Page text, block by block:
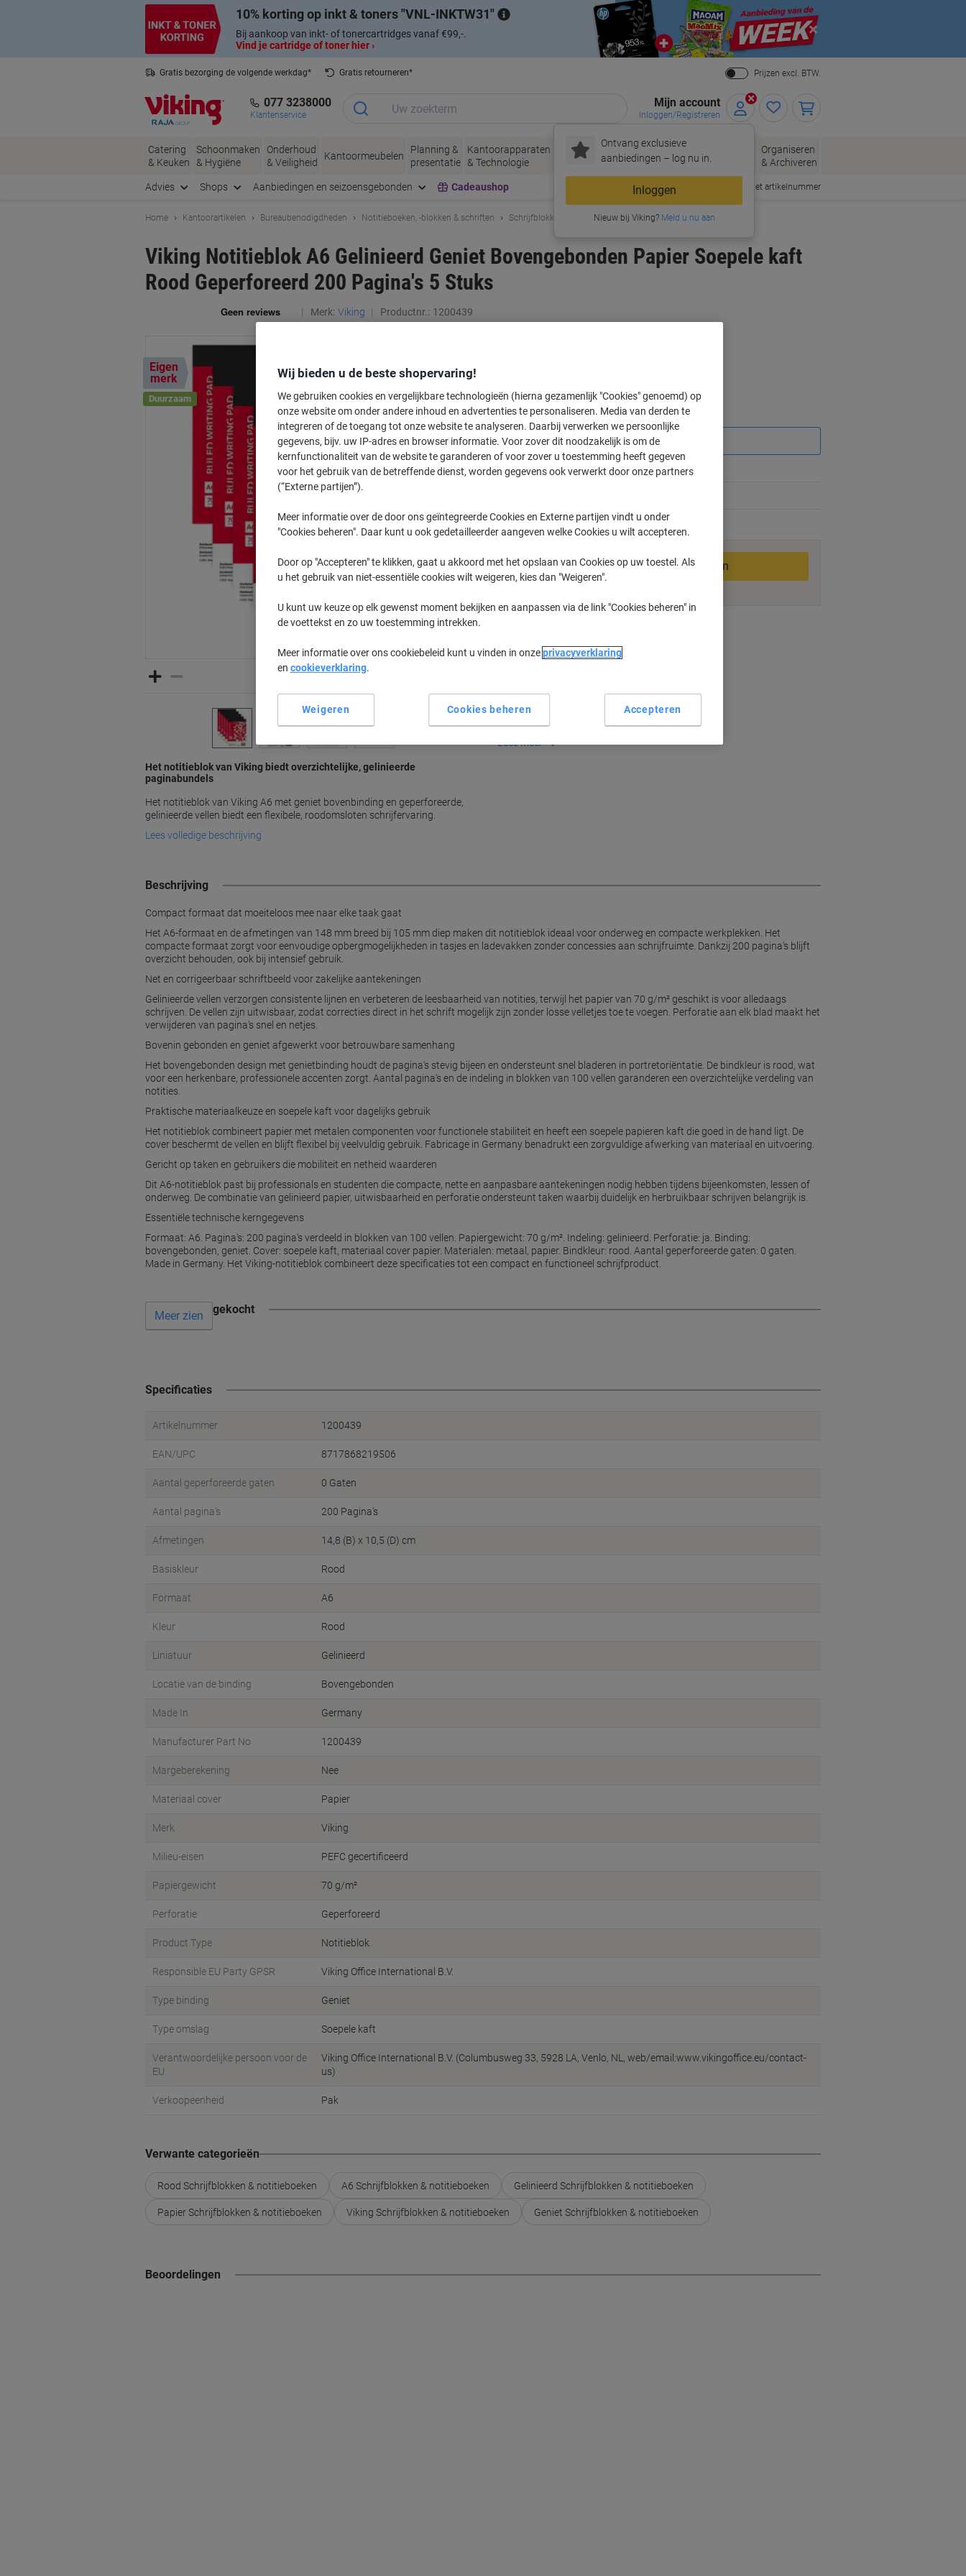
10% korting op inkt & toners VNL-INKTW31
Bij aankoop van inkt- of tonercartridges vanaf €99,-.
Vind je cartridge of toner hier ›
Close
Gratis bezorging de volgende werkdag*
Gratis retourneren*
Prijzen excl. BTW.
077 3238000
Klantenservice
Mijn account
Inloggen/Registreren
Ontvang exclusieve
aanbiedingen – log nu in.
Inloggen
Nieuw bij Viking?Meld u nu aan
Catering
& Keuken
Schoonmaken
& Hygiëne
Onderhoud
& Veiligheid
Kantoormeubelen
Planning &
presentatie
Kantoorapparaten
& Technologie
Inkt &
Toner
Papier, Enveloppen
& Verpakken
Kantoorartikelen
Organiseren
& Archiveren
Advies Shops Aanbiedingen en seizoensgebonden Cadeaushop Snel bestellen met artikelnummer
Home Kantoorartikelen Bureaubenodigdheden Notitieboeken, -blokken & schriften Schrijfblokken & notitieboeken
Viking Notitieblok A6 Gelinieerd Geniet Bovengebonden Papier Soepele kaft
Rood Geperforeerd 200 Pagina's 5 Stuks
Merk: Viking Productnr.: 1200439
Eigen
merk
Duurzaam
Het notitieblok van Viking biedt overzichtelijke, gelinieerde
paginabundels
Het notitieblok van Viking A6 met geniet bovenbinding en geperforeerde,
gelinieerde vellen biedt een flexibele, roodomsloten schrijfervaring.
Lees volledige beschrijving
Aantal Excl. btw
1-2Pakken € 7,79
3-4Pakken € 7,29 -6%
Momenteel op voorraad Levertijd 2-3 werkdagen
Aantal
In winkelwagen
Belangrijkste specificaties
200 gelinieerde pagina's
Gemakkelijk mee te nemen
Stevige en soepele kaft
Lees meer
Beschrijving
Compact formaat dat moeiteloos mee naar elke taak gaat
Het A6-formaat en de afmetingen van 148 mm breed bij 105 mm diep maken dit notitieblok ideaal voor onderweg en compacte werkplekken. Het
compacte formaat zorgt voor eenvoudige opbergmogelijkheden in tasjes en ladevakken zonder concessies aan schrijfruimte. Dankzij 200 pagina's blijft
overzicht behouden, ook bij intensief gebruik.
Net en corrigeerbaar schriftbeeld voor zakelijke aantekeningen
Gelinieerde vellen verzorgen consistente lijnen en verbeteren de leesbaarheid van notities, terwijl het papier van 70 g/m² geschikt is voor alledaags
schrijven. De vellen zijn uitwisbaar, zodat correcties direct in het schrift mogelijk zijn zonder losse velletjes toe te voegen. Perforatie aan elk blad maakt het
verwijderen van pagina's snel en netjes.
Bovenin gebonden en geniet afgewerkt voor betrouwbare samenhang
Het bovengebonden design met genietbinding houdt de pagina's stevig bijeen en ondersteunt snel bladeren in portretoriëntatie. De bindkleur is rood, wat
voor een herkenbare, professionele accenten zorgt. Aantal pagina's en de indeling in blokken van 100 vellen garanderen een overzichtelijke verdeling van
notities.
Praktische materiaalkeuze en soepele kaft voor dagelijks gebruik
Het notitieblok combineert papier met metalen componenten voor functionele stabiliteit en heeft een soepele papieren kaft die goed in de hand ligt. De
cover beschermt de vellen en blijft flexibel bij veelvuldig gebruik. Fabricage in Germany benadrukt een zorgvuldige afwerking van materiaal en uitvoering.
Gericht op taken en gebruikers die mobiliteit en netheid waarderen
Dit A6-notitieblok past bij professionals en studenten die compacte, nette en aanpasbare aantekeningen nodig hebben tijdens bijeenkomsten, lessen of
onderweg. De combinatie van gelinieerd papier, uitwisbaarheid en perforatie ondersteunt taken waarbij duidelijk en herbruikbaar schrijven belangrijk is.
Essentiële technische kerngegevens
Formaat: A6. Pagina's: 200 pagina's verdeeld in blokken van 100 vellen. Papiergewicht: 70 g/m². Indeling: gelinieerd. Perforatie: ja. Binding:
bovengebonden, geniet. Cover: soepele kaft, materiaal cover papier. Materialen: metaal, papier. Bindkleur: rood. Aantal geperforeerde gaten: 0 gaten.
Made in Germany. Het Viking-notitieblok combineert deze specificaties tot een compact en functioneel schrijfproduct.
Vaak samen gekocht
Meer zien
Specificaties
Artikelnummer 1200439
EAN/UPC 8717868219506
Aantal geperforeerde gaten 0 Gaten
Aantal pagina's 200 Pagina's
Afmetingen 14,8 (B) x 10,5 (D) cm
Basiskleur Rood
Formaat A6
Kleur Rood
Liniatuur Gelinieerd
Locatie van de binding Bovengebonden
Made In Germany
Manufacturer Part No 1200439
Margeberekening Nee
Materiaal cover Papier
Merk Viking
Milieu-eisen PEFC gecertificeerd
Papiergewicht 70 g/m²
Perforatie Geperforeerd
Product Type Notitieblok
Responsible EU Party GPSR Viking Office International B.V.
Type binding Geniet
Type omslag Soepele kaft
Verantwoordelijke persoon voor de
EU
Viking Office International B.V. (Columbusweg 33, 5928 LA, Venlo, NL, web/email:www.vikingoffice.eu/contact-
us)
Verkoopeenheid Pak
Verwante categorieën
Rood Schrijfblokken & notitieboeken A6 Schrijfblokken & notitieboeken Gelinieerd Schrijfblokken & notitieboeken
Papier Schrijfblokken & notitieboeken Viking Schrijfblokken & notitieboeken Geniet Schrijfblokken & notitieboeken
Beoordelingen
Wij bieden u de beste shopervaring!
We gebruiken cookies en vergelijkbare technologieën (hierna gezamenlijk "Cookies" genoemd) op
onze website om onder andere inhoud en advertenties te personaliseren. Media van derden te
integreren of de toegang tot onze website te analyseren. Daarbij verwerken we persoonlijke
gegevens, bijv. uw IP-adres en browser informatie. Voor zover dit noodzakelijk is om de
kernfunctionaliteit van de website te garanderen of voor zover u toestemming heeft gegeven
voor het gebruik van de betreffende dienst, worden gegevens ook verwerkt door onze partners
(“Externe partijen”).
Meer informatie over de door ons geïntegreerde Cookies en Externe partijen vindt u onder
"Cookies beheren". Daar kunt u ook gedetailleerder aangeven welke Cookies u wilt accepteren.
Door op "Accepteren" te klikken, gaat u akkoord met het opslaan van Cookies op uw toestel. Als
u het gebruik van niet-essentiële cookies wilt weigeren, kies dan "Weigeren".
U kunt uw keuze op elk gewenst moment bekijken en aanpassen via de link "Cookies beheren" in
de voettekst en zo uw toestemming intrekken.
Meer informatie over ons cookiebeleid kunt u vinden in onzeprivacyverklaring
en cookieverklaring.
Cookies beheren
Weigeren Accepteren